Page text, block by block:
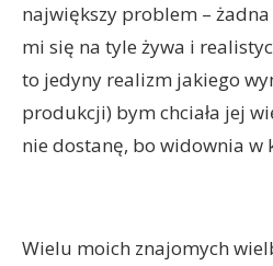
największy problem – żadna
mi się na tyle żywa i
to jedyny realizm jakiego
produkcji) bym chciała jej
nie dostanę, bo widownia w
Wielu moich znajomych